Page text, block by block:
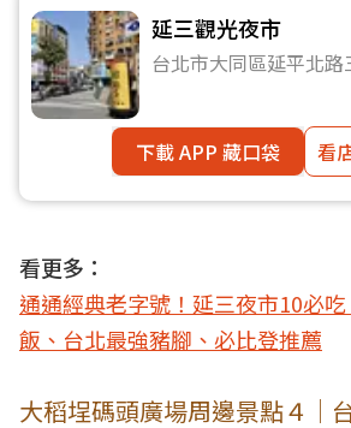
延三觀光夜市
台北市大同區延平北
下載 APP 藏口袋 看
看更多：
通通經典老字號！延三夜市10必
飯、台北最強豬腳、必比登推薦
大稻埕碼頭廣場周邊景點４｜